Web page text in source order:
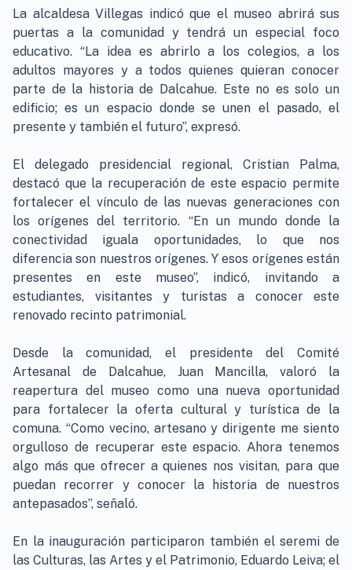
La alcaldesa Villegas indicó que el museo abrirá sus
puertas a la comunidad y tendrá un especial foco
educativo. “La idea es abrirlo a los colegios, a los
adultos mayores y a todos quienes quieran conocer
parte de la historia de Dalcahue. Este no es solo un
edificio; es un espacio donde se unen el pasado, el
presente y también el futuro”, expresó.
El delegado presidencial regional, Cristian Palma,
destacó que la recuperación de este espacio permite
fortalecer el vínculo de las nuevas generaciones con
los orígenes del territorio. “En un mundo donde la
conectividad iguala oportunidades, lo que nos
diferencia son nuestros orígenes. Y esos orígenes están
presentes en este museo”, indicó, invitando a
estudiantes, visitantes y turistas a conocer este
renovado recinto patrimonial.
Desde la comunidad, el presidente del Comité
Artesanal de Dalcahue, Juan Mancilla, valoró la
reapertura del museo como una nueva oportunidad
para fortalecer la oferta cultural y turística de la
comuna. “Como vecino, artesano y dirigente me siento
orgulloso de recuperar este espacio. Ahora tenemos
algo más que ofrecer a quienes nos visitan, para que
puedan recorrer y conocer la historia de nuestros
antepasados”, señaló.
En la inauguración participaron también el seremi de
las Culturas, las Artes y el Patrimonio, Eduardo Leiva; el